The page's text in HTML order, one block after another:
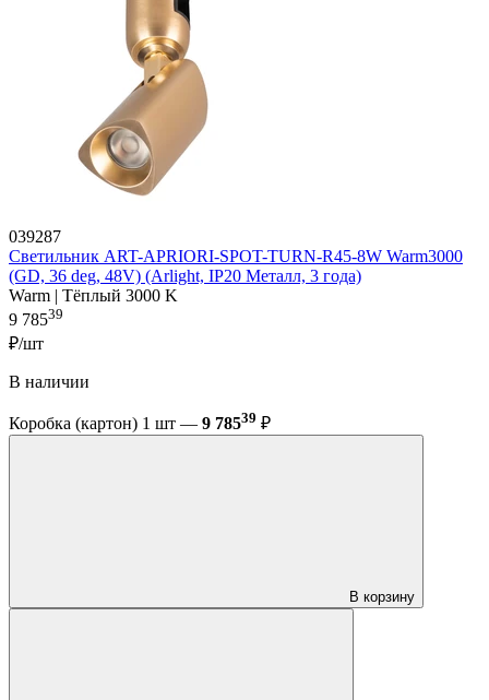
039287
Светильник ART-APRIORI-SPOT-TURN-R45-8W Warm3000
(GD, 36 deg, 48V) (Arlight, IP20 Металл, 3 года)
Warm | Тёплый 3000 K
9 78539
₽/шт
В наличии
Коробка (картон) 1 шт — 9 78539 ₽
В корзину